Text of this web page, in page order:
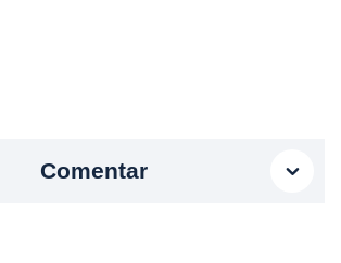
Comentar